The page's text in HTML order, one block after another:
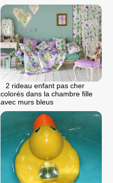
2 rideau enfant pas cher
colorés dans la chambre fille
avec murs bleus